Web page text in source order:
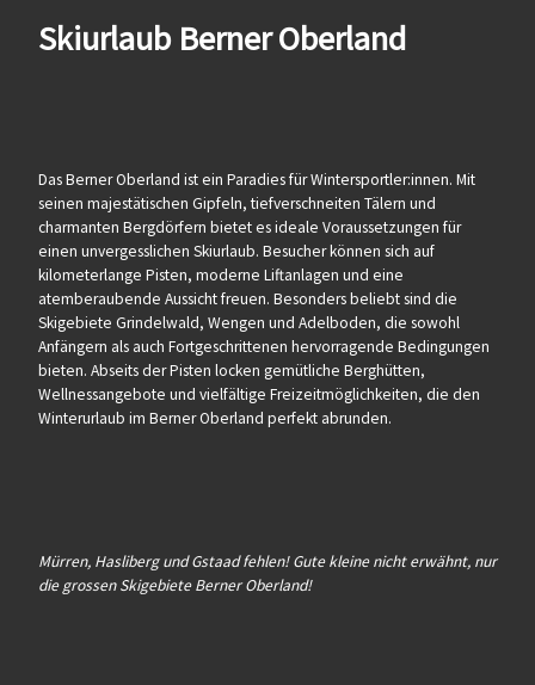
Skiurlaub Berner Oberland
Das Berner Oberland ist ein Paradies für Wintersportler:innen. Mit
seinen majestätischen Gipfeln, tiefverschneiten Tälern und
charmanten Bergdörfern bietet es ideale Voraussetzungen für
einen unvergesslichen Skiurlaub. Besucher können sich auf
kilometerlange Pisten, moderne Liftanlagen und eine
atemberaubende Aussicht freuen. Besonders beliebt sind die
Skigebiete Grindelwald, Wengen und Adelboden, die sowohl
Anfängern als auch Fortgeschrittenen hervorragende Bedingungen
bieten. Abseits der Pisten locken gemütliche Berghütten,
Wellnessangebote und vielfältige Freizeitmöglichkeiten, die den
Winterurlaub im Berner Oberland perfekt abrunden.
Mürren, Hasliberg und Gstaad fehlen! Gute kleine nicht erwähnt, nur
die grossen Skigebiete Berner Oberland!